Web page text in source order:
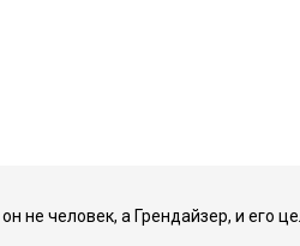
не человек, а Грендайзер, и его